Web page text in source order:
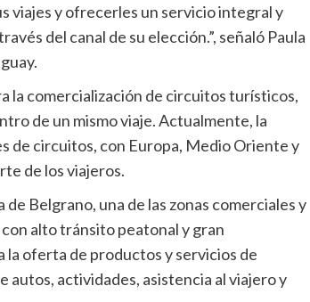
viajes y ofrecerles un servicio integral y
del canal de su elección.”, señaló Paula
la comercialización de circuitos turísticos,
de un mismo viaje. Actualmente, la
de circuitos, con Europa, Medio Oriente y
de los viajeros.
Belgrano, una de las zonas comerciales y
alto tránsito peatonal y gran
la oferta de productos y servicios de
autos, actividades, asistencia al viajero y